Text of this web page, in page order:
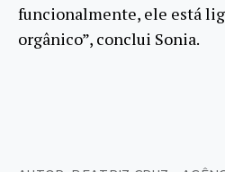
funcionalmente, ele está
orgânico”, conclui Sonia.